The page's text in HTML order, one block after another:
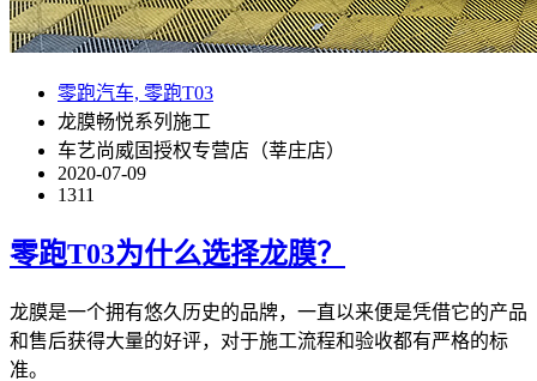
零跑汽车, 零跑T03
龙膜畅悦系列施工
车艺尚威固授权专营店（莘庄店）
2020-07-09
1311
零跑T03为什么选择龙膜？
龙膜是一个拥有悠久历史的品牌，一直以来便是凭借它的产品
和售后获得大量的好评，对于施工流程和验收都有严格的标
准。